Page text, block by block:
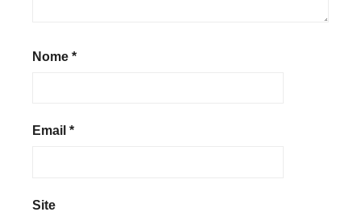
Nome *
Email *
Site